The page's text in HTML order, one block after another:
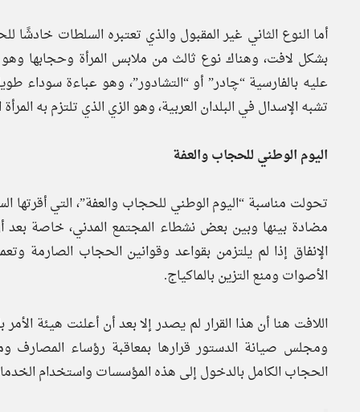
أما النوع الثاني غير المقبول والذي تعتبره السلطات
بشكل لافت، وهناك نوع ثالث من ملابس المرأة وحجابها
عليه بالفارسية “چادر” أو “التشادور”، وهو عباءة سوداء
تشبه الإسدال في البلدان العربية، وهو الزي الذي تلتزم به
اليوم الوطني للحجاب والعفة
تحولت مناسبة “اليوم الوطني للحجاب والعفة”، التي
مضادة بينها وبين بعض نشطاء المجتمع المدني، خاصة بعد
الإنفاق إذا لم يلتزمن بقواعد وقوانين الحجاب الصارمة
الأصوات ومنع التزين بالماكياج.
اللافت هنا أن هذا القرار لم يصدر إلا بعد أن أعلنت هیئة
ومجلس صیانة الدستور قرارها بمعاقبة رؤساء المصارف
الحجاب الكامل بالدخول إلى هذه المؤسسات واستخدام